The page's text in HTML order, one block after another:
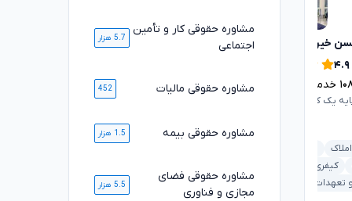
خیری تایید شده
۴.۹
خدمت ارائه شده موفق
یک کانون وکلای دادگستری
کیفری و جرایم
و تعهدات
کیومرث نهاردانی
۲۳۳۲
خدمت ارائه شده موفق
وکیل پایه یک کانون وکلای دادگستری
داوری و حل اختلاف
مشاوره حقوقی کار و تأمین
اجتماعی
5.7 هزار
مشاوره حقوقی مالیات 452
مشاوره حقوقی بیمه 1.5 هزار
مشاوره حقوقی فضای
مجازی و فناوری
5.5 هزار